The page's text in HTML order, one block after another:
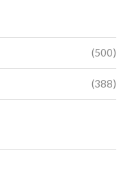
(500)
(388)